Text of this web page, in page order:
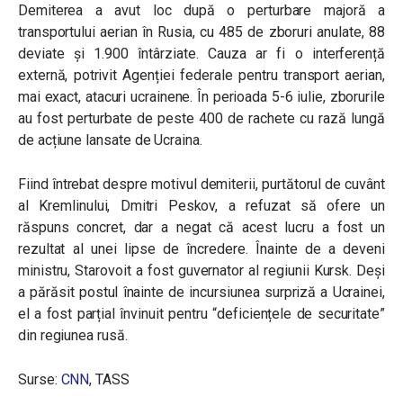
Demiterea a avut loc după o perturbare majoră a
transportului aerian în Rusia, cu 485 de zboruri anulate, 88
deviate și 1.900 întârziate. Cauza ar fi o interferență
externă, potrivit Agenției federale pentru transport aerian,
mai exact, atacuri ucrainene. În perioada 5-6 iulie, zborurile
au fost perturbate de peste 400 de rachete cu rază lungă
de acțiune lansate de Ucraina.
Fiind întrebat despre motivul demiterii, purtătorul de cuvânt
al Kremlinului, Dmitri Peskov, a refuzat să ofere un
răspuns concret, dar a negat că acest lucru a fost un
rezultat al unei lipse de încredere. Înainte de a deveni
ministru, Starovoit a fost guvernator al regiunii Kursk. Deși
a părăsit postul înainte de incursiunea surpriză a Ucrainei,
el a fost parțial învinuit pentru “deficiențele de securitate”
din regiunea rusă.
Surse: CNN, TASS